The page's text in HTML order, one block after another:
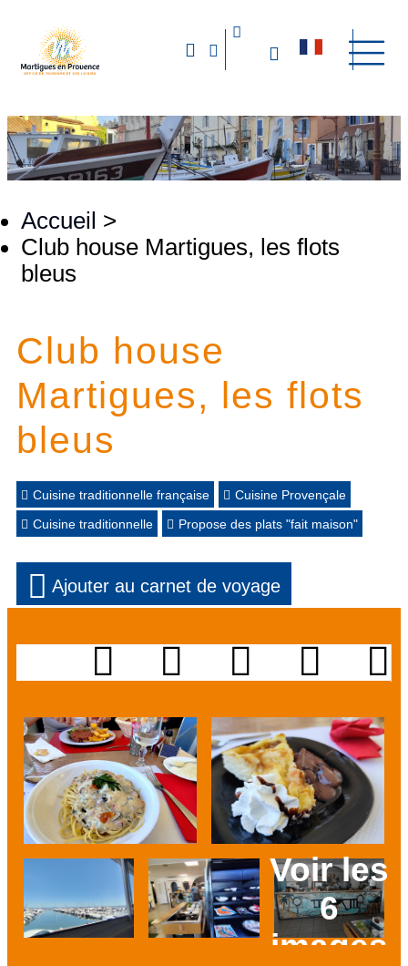
Accueil >
Club house Martigues, les flots
bleus
Club house
Martigues, les flots
bleus
Cuisine traditionnelle française
Cuisine Provençale
Cuisine traditionnelle
Propose des plats "fait maison"
Ajouter au carnet de voyage
Voir les
6
images